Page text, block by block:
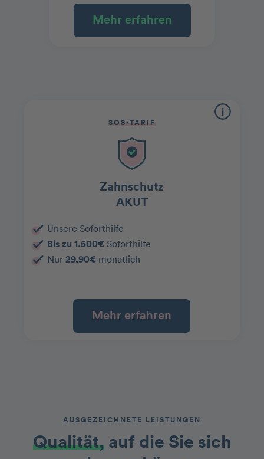
Mehr erfahren
SOS-TARIF
Zahnschutz
AKUT
Unsere Soforthilfe
Bis zu 1.500€Soforthilfe
Nur 29,90€monatlich
Mehr erfahren
AUSGEZEICHNETE LEISTUNGEN
Qualität,auf die Sie sich